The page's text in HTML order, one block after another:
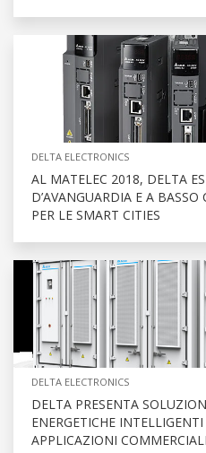
DELTA ELECTRONICS
AL MATELEC 2018, DELTA
D’AVANGUARDIA E A
PER LE SMART CITIES
DELTA ELECTRONICS
DELTA PRESENTA
ENERGETICHE
APPLICAZIONI